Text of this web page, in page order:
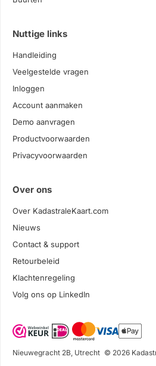
Nuttige links
Handleiding
Veelgestelde vragen
Inloggen
Account aanmaken
Demo aanvragen
Productvoorwaarden
Privacyvoorwaarden
Over ons
Over KadastraleKaart.com
Nieuws
Contact & support
Retourbeleid
Klachtenregeling
Volg ons op LinkedIn
Nieuwegracht 2B, Utrecht © 2026